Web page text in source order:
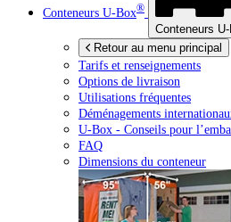
Conteneurs U-Box®
Conteneurs
Retour au menu principal
Tarifs et renseignements
Options de livraison
Utilisations fréquentes
Déménagements
U-Box - Conseils pour
FAQ
Dimensions du conteneur